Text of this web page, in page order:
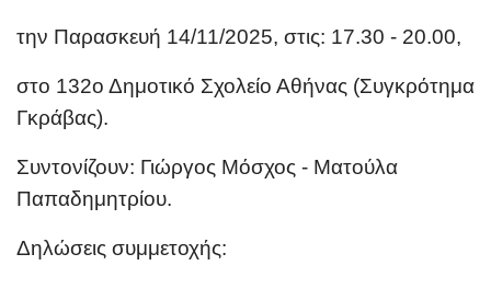
την Παρασκευή 14/11/2025, στις: 17.30 - 20.00,
στο 132ο Δημοτικό Σχολείο Αθήνας (Συγκρότημα
Γκράβας).
Συντονίζουν: Γιώργος Μόσχος - Ματούλα
Παπαδημητρίου.
Δηλώσεις συμμετοχής: